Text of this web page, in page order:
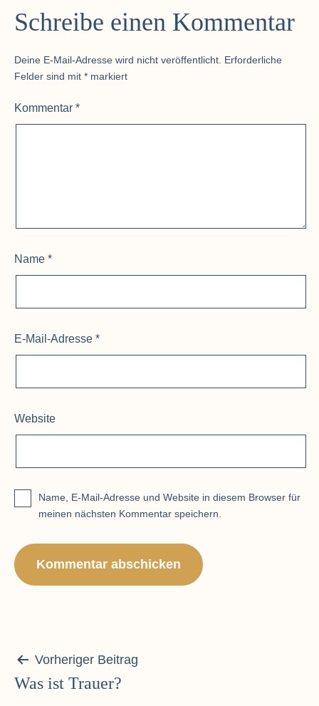
Schreibe einen Kommentar
Deine E-Mail-Adresse wird nicht veröffentlicht. Erforderliche
Felder sind mit * markiert
Kommentar *
Name *
E-Mail-Adresse *
Website
Name, E-Mail-Adresse und Website in diesem Browser für
meinen nächsten Kommentar speichern.
Beitragsnavigation
Vorheriger Beitrag
Was ist Trauer?